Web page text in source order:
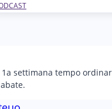
settimana tempo